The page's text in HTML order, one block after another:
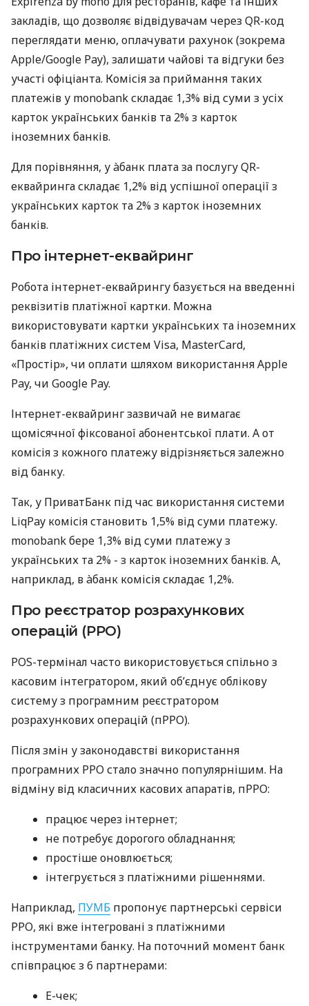
закладів, що дозволяє відвідувачам через QR-код
переглядати меню, оплачувати рахунок (зокрема
Apple/Google Pay), залишати чайові та відгуки без
участі офіціанта. Комісія за приймання таких
платежів у monobank складає 1,3% від суми з усіх
карток українських банків та 2% з карток
іноземних банків.
Для порівняння, у àбанк плата за послугу QR-
еквайринга складає 1,2% від успішної операції з
українських карток та 2% з карток іноземних
банків.
Про інтернет-еквайринг
Робота інтернет-еквайрингу базується на введенні
реквізитів платіжної картки. Можна
використовувати картки українських та іноземних
банків платіжних систем Visa, MasterCard,
«Простір», чи оплати шляхом використання Apple
Pay, чи Google Pay.
Інтернет-еквайринг зазвичай не вимагає
щомісячної фіксованої абонентської плати. А от
комісія з кожного платежу відрізняється залежно
від банку.
Так, у ПриватБанк під час використання системи
LiqPay комісія становить 1,5% від суми платежу.
monobank бере 1,3% від суми платежу з
українських та 2% - з карток іноземних банків. А,
наприклад, в àбанк комісія складає 1,2%.
Про реєстратор розрахункових
операцій (РРО)
POS-термінал часто використовується спільно з
касовим інтегратором, який об’єднує облікову
систему з програмним реєстратором
розрахункових операцій (пРРО).
Після змін у законодавстві використання
програмних РРО стало значно популярнішим. На
відміну від класичних касових апаратів, пРРО:
працює через інтернет;
не потребує дорогого обладнання;
простіше оновлюється;
інтегрується з платіжними рішеннями.
Наприклад, ПУМБ пропонує партнерські сервіси
РРО, які вже інтегровані з платіжними
інструментами банку. На поточний момент банк
співпрацює з 6 партнерами:
E-чек;